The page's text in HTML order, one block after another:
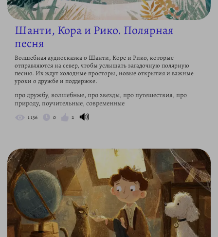
Шанти, Кора и Рико. Полярная
песня
Волшебная аудиосказка о Шанти, Коре и Рико, которые
отправляются на север, чтобы услышать загадочную полярную
песню. Их ждут холодные просторы, новые открытия и важные
уроки о дружбе и поддержке.
про дружбу, волшебные, про звезды, про путешествия, про
природу, поучительные, современные
1 136 0 2 🔊